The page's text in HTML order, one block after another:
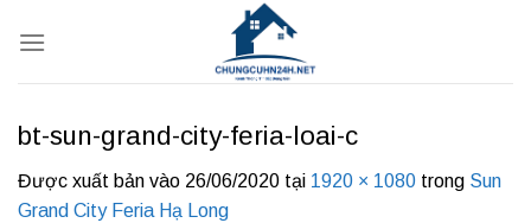
qua
bt-sun-grand-city-feria-loai-c
Được xuất bản vào 26/06/2020 tại 1920 × 1080 trong Sun
Grand City Feria Hạ Long